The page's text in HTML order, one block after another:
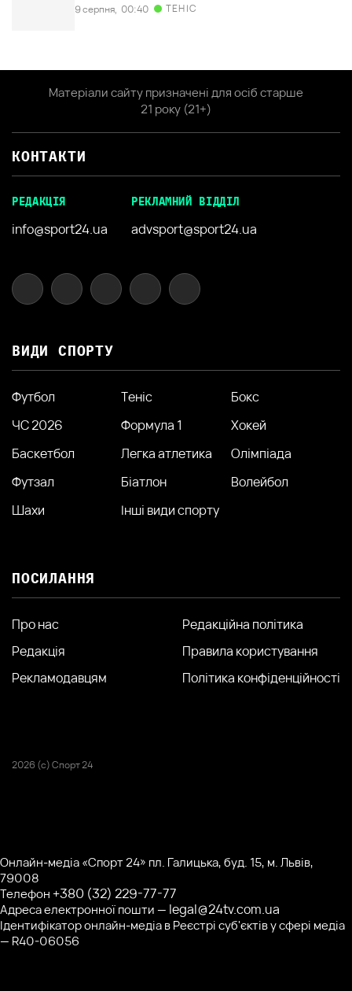
9 серпня, 00:40 ТЕНІС
Матеріали сайту призначені для осіб старше
21 року (21+)
КОНТАКТИ
РЕДАКЦІЯ
info@sport24.ua
РЕКЛАМНИЙ ВІДДІЛ
advsport@sport24.ua
ВИДИ СПОРТУ
Футбол Теніс
Бокс
ЧС 2026
Формула 1
Хокей
Баскетбол
Легка атлетика
Олімпіада
Футзал
Біатлон
Волейбол
Шахи
Інші види спорту
ПОСИЛАННЯ
Про нас
Редакція
Рекламодавцям
Редакційна політика
Правила користування
Політика конфіденційності
2026 (с) Спорт 24
Онлайн-медіа «Спорт 24» пл. Галицька, буд. 15, м. Львів,
79008
Телефон +380 (32) 229-77-77
Адреса електронної пошти — legal@24tv.com.ua
Ідентифікатор онлайн-медіа в Реєстрі суб'єктів у сфері медіа
— R40-06056